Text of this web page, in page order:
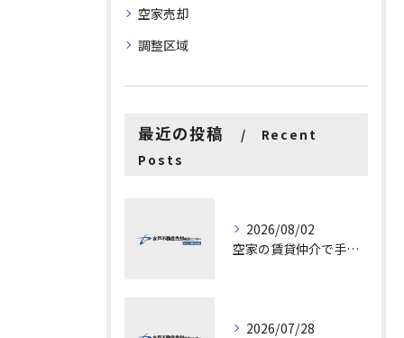
空家売却
調整区域
最近の投稿
Recent
Posts
2026/08/02
空家の賃貸仲介で手数料と上限を徹底解説し200万円物件の注意点も紹介
2026/07/28